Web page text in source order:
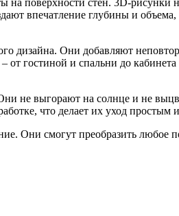
впечатление глубины и
дизайна. Они добавляют
гостиной и спальни до
не выгорают на солнце и не
что делает их уход простым
Они смогут преобразить любое